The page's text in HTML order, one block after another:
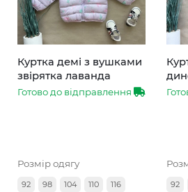
Куртка демі з вушками
звірятка лаванда
Готово до відправлення
Розмір одягу
92 98 104 110 116 92